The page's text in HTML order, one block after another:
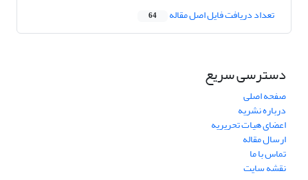
تعداد دریافت فایل اصل مقاله 64
دسترسی سریع
صفحه اصلی
درباره نشریه
اعضای هیات تحریریه
ارسال مقاله
تماس با ما
نقشه سایت